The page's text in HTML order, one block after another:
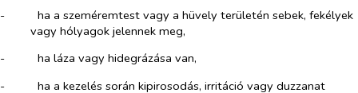
-​
ha a szeméremtest vagy a hüvely területén sebek, fekélyek
vagy hólyagok jelennek meg,
-​
ha láza vagy hidegrázása van,
-​
ha a kezelés során kipirosodás, irritáció vagy duzzanat